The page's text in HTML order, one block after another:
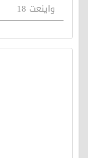
واينعت 18